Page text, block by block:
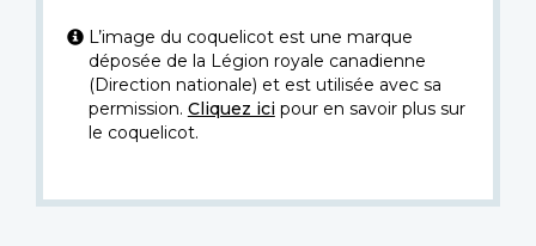
L’image du coquelicot est une marque
déposée de la Légion royale canadienne
(Direction nationale) et est utilisée avec sa
permission. Cliquez icipour en savoir plus sur
le coquelicot.